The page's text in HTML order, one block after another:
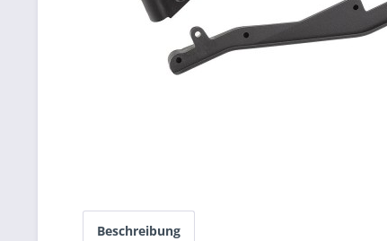
Beschreibung